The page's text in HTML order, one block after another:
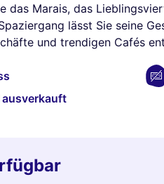
das Marais, das
lässt Sie seine
und trendigen Cafés
ausverkauft